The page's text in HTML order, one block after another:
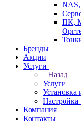
NAS,
ПК,
Бренды
Акции
Услуги
Назад
Услуги
Настройка
Компания
Контакты